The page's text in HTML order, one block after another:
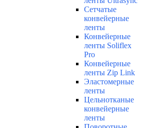
Сетчатые
конвейерные
ленты
Конвейерные
ленты Soliflex
Pro
Конвейерные
ленты Zip Link
Эластомерные
ленты
Цельнотканые
конвейерные
ленты